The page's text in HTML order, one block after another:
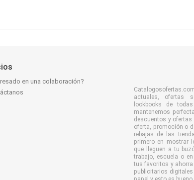
en una colaboración?
actuales, ofertas
lookbooks de
mantenemos
descuentos y
oferta, promoción o
rebajas de las
primero en mostrar
que lleguen a tu
trabajo, escuela o
tus favoritos y
publicitarios